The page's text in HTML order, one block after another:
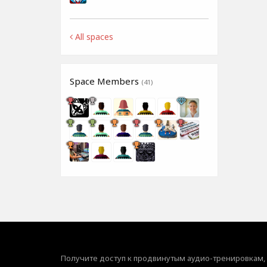
All spaces
Space Members (41)
Получите доступ к продвинутым аудио-тренировкам,